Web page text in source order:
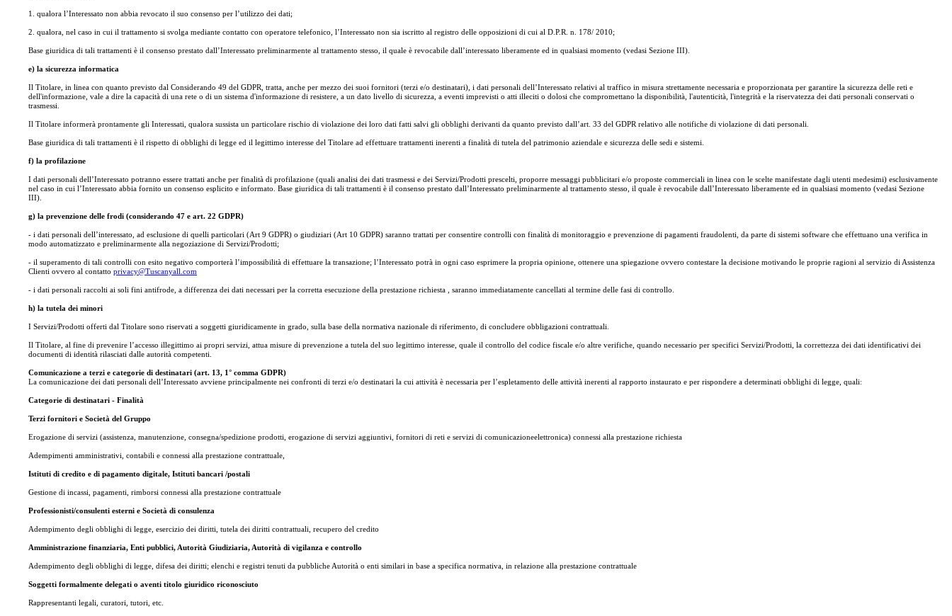
1. qualora l’Interessato non abbia revocato il suo consenso per l’utilizzo dei dati;
2. qualora, nel caso in cui il trattamento si svolga mediante contatto con operatore telefonico, l’Interessato non sia iscritto al registro delle opposizioni di cui al D.P.R. n. 178/ 2010;
Base giuridica di tali trattamenti è il consenso prestato dall’Interessato preliminarmente al trattamento stesso, il quale è revocabile dall’interessato liberamente ed in qualsiasi momento (vedasi Sezione III).
e) la sicurezza informatica
Il Titolare, in linea con quanto previsto dal Considerando 49 del GDPR, tratta, anche per mezzo dei suoi fornitori (terzi e/o destinatari), i dati personali dell’Interessato relativi al traffico in misura strettamente necessaria e proporzionata per garantire la sicurezza delle reti e
dell'informazione, vale a dire la capacità di una rete o di un sistema d'informazione di resistere, a un dato livello di sicurezza, a eventi imprevisti o atti illeciti o dolosi che compromettano la disponibilità, l'autenticità, l'integrità e la riservatezza dei dati personali conservati o
trasmessi.
Il Titolare informerà prontamente gli Interessati, qualora sussista un particolare rischio di violazione dei loro dati fatti salvi gli obblighi derivanti da quanto previsto dall’art. 33 del GDPR relativo alle notifiche di violazione di dati personali.
Base giuridica di tali trattamenti è il rispetto di obblighi di legge ed il legittimo interesse del Titolare ad effettuare trattamenti inerenti a finalità di tutela del patrimonio aziendale e sicurezza delle sedi e sistemi.
f) la profilazione
I dati personali dell’Interessato potranno essere trattati anche per finalità di profilazione (quali analisi dei dati trasmessi e dei Servizi/Prodotti prescelti, proporre messaggi pubblicitari e/o proposte commerciali in linea con le scelte manifestate dagli utenti medesimi) esclusivamente
nel caso in cui l’Interessato abbia fornito un consenso esplicito e informato. Base giuridica di tali trattamenti è il consenso prestato dall’Interessato preliminarmente al trattamento stesso, il quale è revocabile dall’Interessato liberamente ed in qualsiasi momento (vedasi Sezione
III).
g) la prevenzione delle frodi (considerando 47 e art. 22 GDPR)
- i dati personali dell’interessato, ad esclusione di quelli particolari (Art 9 GDPR) o giudiziari (Art 10 GDPR) saranno trattati per consentire controlli con finalità di monitoraggio e prevenzione di pagamenti fraudolenti, da parte di sistemi software che effettuano una verifica in
modo automatizzato e preliminarmente alla negoziazione di Servizi/Prodotti;
- il superamento di tali controlli con esito negativo comporterà l’impossibilità di effettuare la transazione; l’Interessato potrà in ogni caso esprimere la propria opinione, ottenere una spiegazione ovvero contestare la decisione motivando le proprie ragioni al servizio di Assistenza
Clienti ovvero al contatto privacy@Tuscanyall.com
- i dati personali raccolti ai soli fini antifrode, a differenza dei dati necessari per la corretta esecuzione della prestazione richiesta , saranno immediatamente cancellati al termine delle fasi di controllo.
h) la tutela dei minori
I Servizi/Prodotti offerti dal Titolare sono riservati a soggetti giuridicamente in grado, sulla base della normativa nazionale di riferimento, di concludere obbligazioni contrattuali.
Il Titolare, al fine di prevenire l’accesso illegittimo ai propri servizi, attua misure di prevenzione a tutela del suo legittimo interesse, quale il controllo del codice fiscale e/o altre verifiche, quando necessario per specifici Servizi/Prodotti, la correttezza dei dati identificativi dei
documenti di identità rilasciati dalle autorità competenti.
Comunicazione a terzi e categorie di destinatari (art. 13, 1° comma GDPR)
La comunicazione dei dati personali dell’Interessato avviene principalmente nei confronti di terzi e/o destinatari la cui attività è necessaria per l’espletamento delle attività inerenti al rapporto instaurato e per rispondere a determinati obblighi di legge, quali:
Categorie di destinatari - Finalità
Terzi fornitori e Società del Gruppo
Erogazione di servizi (assistenza, manutenzione, consegna/spedizione prodotti, erogazione di servizi aggiuntivi, fornitori di reti e servizi di comunicazioneelettronica) connessi alla prestazione richiesta
Adempimenti amministrativi, contabili e connessi alla prestazione contrattuale,
Istituti di credito e di pagamento digitale, Istituti bancari /postali
Gestione di incassi, pagamenti, rimborsi connessi alla prestazione contrattuale
Professionisti/consulenti esterni e Società di consulenza
Adempimento degli obblighi di legge, esercizio dei diritti, tutela dei diritti contrattuali, recupero del credito
Amministrazione finanziaria, Enti pubblici, Autorità Giudiziaria, Autorità di vigilanza e controllo
Adempimento degli obblighi di legge, difesa dei diritti; elenchi e registri tenuti da pubbliche Autorità o enti similari in base a specifica normativa, in relazione alla prestazione contrattuale
Soggetti formalmente delegati o aventi titolo giuridico riconosciuto
Rappresentanti legali, curatori, tutori, etc.